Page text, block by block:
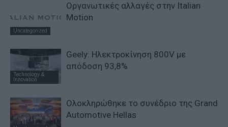
Uncategorized
Οργανωτικές αλλαγές στην Italian
Motion
Technology &
Innovation
Geely: Ηλεκτροκίνηση 800V με
απόδοση 93,8%
Ολοκληρώθηκε το συνέδριο της Grand
Automotive Hellas